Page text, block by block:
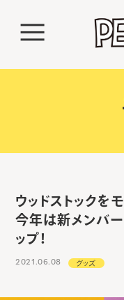
ウッドストックを
今年は新メンバ
ップ！
2021.06.08 グッズ